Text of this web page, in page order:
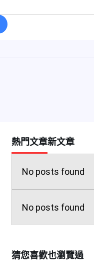
熱門文章新文章
No posts found
No posts found
猜您喜歡也瀏覽過